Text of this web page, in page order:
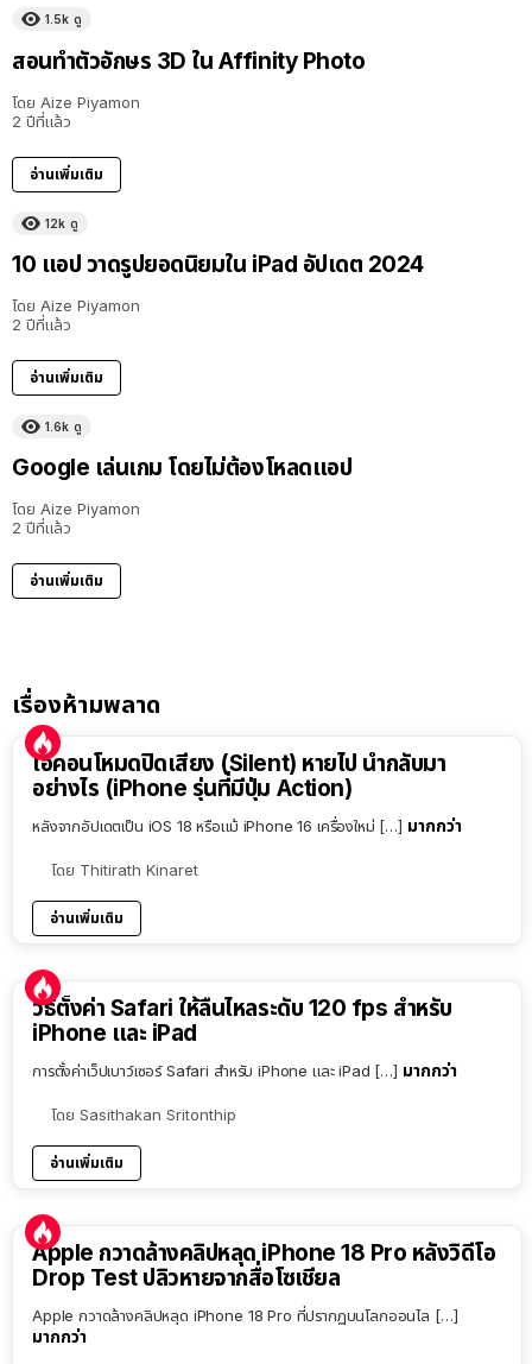
1.5k ดู
สอนทำตัวอักษร 3D ใน Affinity Photo
โดย Aize Piyamon
2 ปีที่แล้ว
อ่านเพิ่มเติม
12k ดู
10 แอป วาดรูปยอดนิยมใน iPad อัปเดต 2024
โดย Aize Piyamon
2 ปีที่แล้ว
อ่านเพิ่มเติม
1.6k ดู
Google เล่นเกม โดยไม่ต้องโหลดแอป
โดย Aize Piyamon
2 ปีที่แล้ว
อ่านเพิ่มเติม
เรื่องห้ามพลาด
ไอคอนโหมดปิดเสียง (Silent) หายไป นำกลับมา
อย่างไร (iPhone รุ่นที่มีปุ่ม Action)
หลังจากอัปเดตเป็น iOS 18 หรือแม้ iPhone 16 เครื่องใหม่ […] มากกว่า
โดย Thitirath Kinaret
อ่านเพิ่มเติม
วิธีตั้งค่า Safari ให้ลื่นไหลระดับ 120 fps สำหรับ
iPhone และ iPad
การตั้งค่าเว็ปเบาว์เซอร์ Safari สำหรับ iPhone และ iPad […] มากกว่า
โดย Sasithakan Sritonthip
อ่านเพิ่มเติม
Apple กวาดล้างคลิปหลุด iPhone 18 Pro หลังวิดีโอ
Drop Test ปลิวหายจากสื่อโซเชียล
Apple กวาดล้างคลิปหลุด iPhone 18 Pro ที่ปรากฏบนโลกออนไล […]
มากกว่า